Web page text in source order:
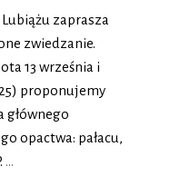
zaprasza
zwiedzanie.
13 września i
proponujemy
głównego
opactwa: pałacu,